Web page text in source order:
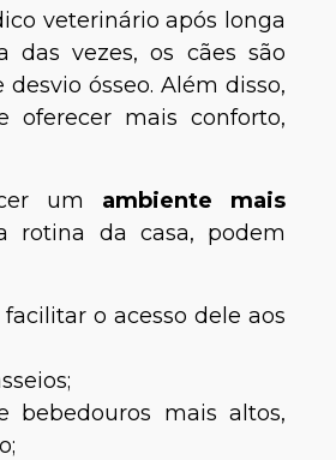
veterinário após longa
vezes, os cães são
ósseo. Além disso,
mais conforto,
um ambiente mais
rotina da casa, podem
o acesso dele aos
bebedouros mais altos,